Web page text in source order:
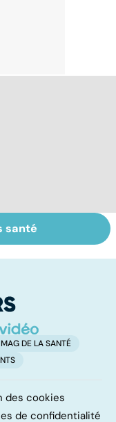
des
contre
santé
DE LA SANTÉ
des cookies
de confidentialité